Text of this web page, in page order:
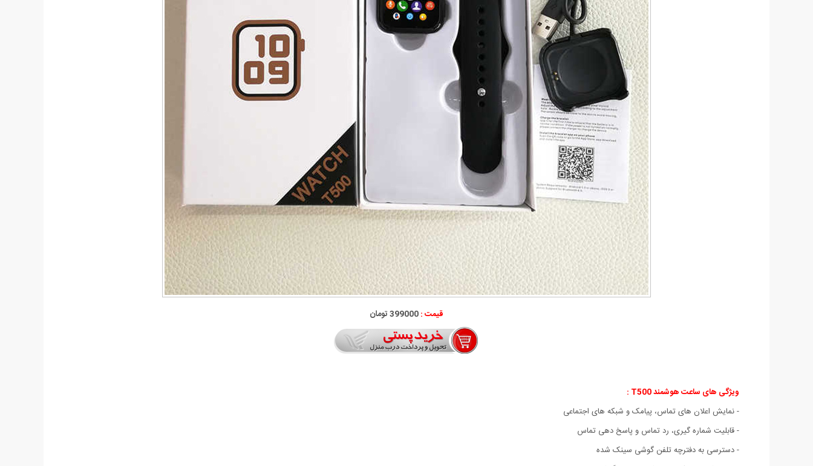
قیمت :399000 تومان
ویژگی های ساعت هوشمند T500
:
- نمایش اعلان های تماس، پیامک و شبکه های اجتماعی
- قابلیت شماره گیری، رد تماس و پاسخ دهی تماس
- دسترسی به دفترچه تلفن گوشی سینک شده